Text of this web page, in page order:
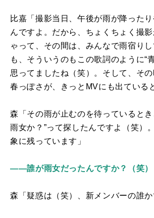
比嘉「撮影当日、午後が雨が降った
んですよ。だから、ちょくちょく撮
ゃって、その間は、みんなで雨宿り
も、そういうのもこの歌詞のように“
思ってましたね（笑）。そして、そ
春っぽさが、きっと MVにも出ている
森「その雨が止むのを待っていると
雨女か？”って探したんですよ（笑）
象に残っています」
――誰が雨女だったんですか？（笑）
森「疑惑は（笑）、新メンバーの誰か